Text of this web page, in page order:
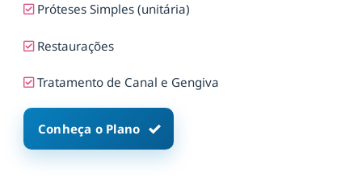
Próteses Simples (unitária)
Restaurações
Tratamento de Canal e Gengiva
Conheça o Plano